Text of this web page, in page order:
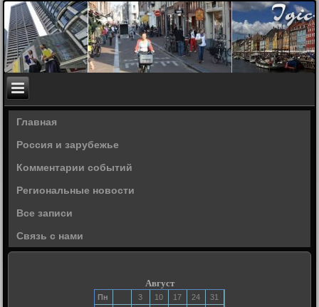
Главная
Россия и зарубежье
Комментарии событий
Региональные новости
Все записи
Связь с нами
Август
Пн 3 10 17 24
31